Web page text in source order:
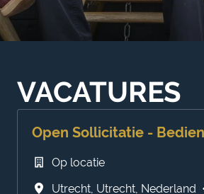
VACATURES
Open Sollicitatie -
Op locatie
Utrecht Utrecht Nederland